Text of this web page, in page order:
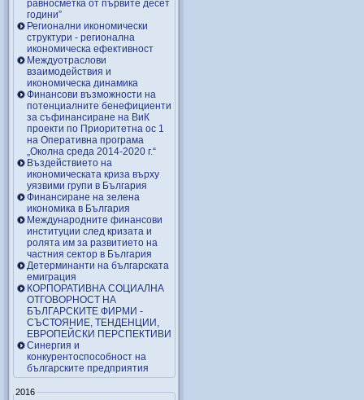
равносметка от първите десет
години”
Регионални икономически
структури - регионална
икономическа ефективност
Междуотраслови
взаимодействия и
икономическа динамика
Финансови възможности на
потенциалните бенефициенти
за съфинансиране на ВиК
проекти по Приоритетна ос 1
на Оперативна програма
„Околна среда 2014-2020 г.“
Въздействието на
икономическата криза върху
уязвими групи в България
Финансиране на зелена
икономика в България
Международните финансови
институции след кризата и
ролята им за развитието на
частния сектор в България
Детерминанти на българската
емиграция
КОРПОРАТИВНА СОЦИАЛНА
ОТГОВОРНОСТ НА
БЪЛГАРСКИТЕ ФИРМИ -
СЪСТОЯНИЕ, ТЕНДЕНЦИИ,
ЕВРОПЕЙСКИ ПЕРСПЕКТИВИ
Синергия и
конкурентоспособност на
българските предприятия
2016